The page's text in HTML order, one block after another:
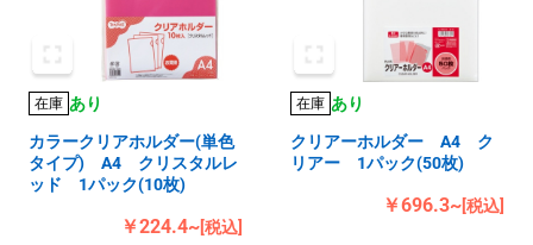
在庫 あり
カラークリアホルダー(単色
タイプ) A4 クリスタルレ
ッド 1パック(10枚)
￥224.4~[税込]
在庫 あり
クリアーホルダー A4 ク
リアー 1パック(50枚)
￥696.3~[税込]